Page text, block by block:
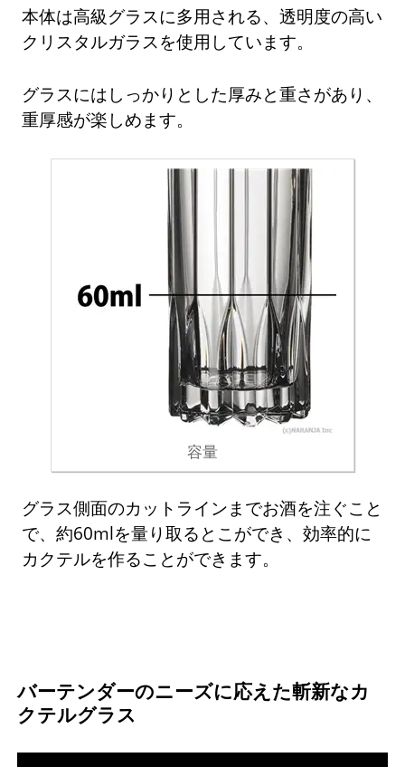
本体は高級グラスに多用される、透明度の高い
クリスタルガラスを使用しています。
グラスにはしっかりとした厚みと重さがあり、
重厚感が楽しめます。
容量
グラス側面のカットラインまでお酒を注ぐこと
で、約60mlを量り取るとこができ、効率的に
カクテルを作ることができます。
バーテンダーのニーズに応えた斬新なカ
クテルグラス